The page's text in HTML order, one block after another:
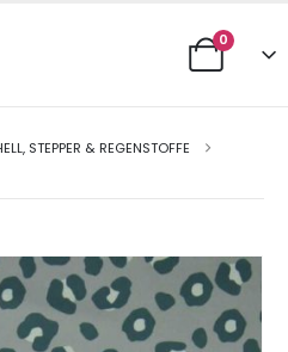
0
STEPPER & REGENSTOFFE